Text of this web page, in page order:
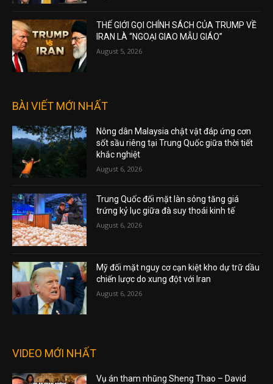
THẾ GIỚI GỌI CHÍNH SÁCH CỦA TRUMP VỀ
IRAN LÀ “NGOẠI GIAO MẪU GIÁO”
August 5, 2026
BÀI VIẾT MỚI NHẤT
Nông dân Malaysia chật vật đáp ứng cơn
sốt sầu riêng tại Trung Quốc giữa thời tiết
khắc nghiệt
August 6, 2026
Trung Quốc đối mặt làn sóng tăng giá
trứng kỷ lục giữa đà suy thoái kinh tế
August 6, 2026
Mỹ đối mặt nguy cơ cạn kiệt kho dự trữ dầu
chiến lược do xung đột với Iran
August 6, 2026
VIDEO MỚI NHẤT
Vụ án tham nhũng Sheng Thao – David